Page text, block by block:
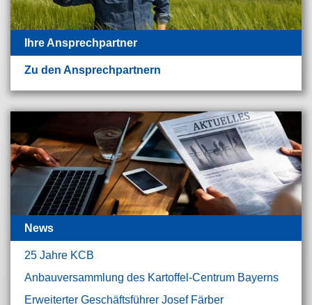
Ihre Ansprechpartner
Zu den Ansprechpartnern
News
25 Jahre KCB
Anbauversammlung des Kartoffel-Centrum Bayerns
Erweiterter Geschäftsführer Josef Färber